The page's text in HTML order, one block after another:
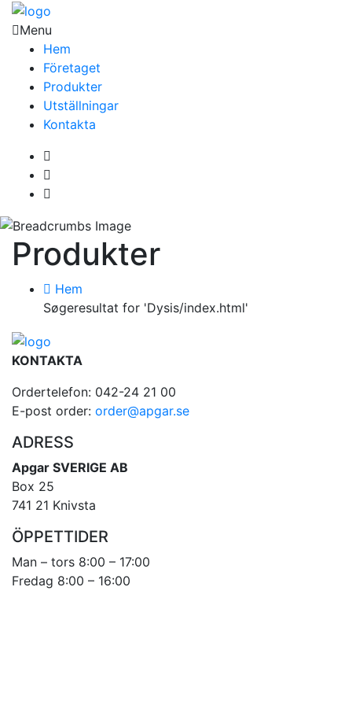
Menu
Hem
Företaget
Produkter
Utställningar
Kontakta
Produkter
Hem
Søgeresultat for 'Dysis/index.html'
KONTAKTA
Ordertelefon: 042-24 21 00
E-post order: order@apgar.se
ADRESS
Apgar SVERIGE AB
Box 25
741 21 Knivsta
ÖPPETTIDER
Man – tors 8:00 – 17:00
Fredag 8:00 – 16:00